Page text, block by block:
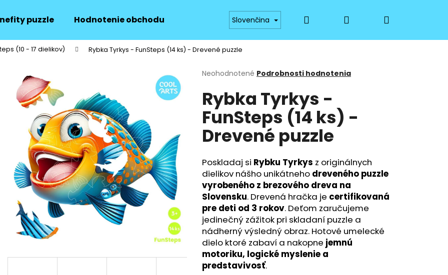
puzzle Hodnotenie obchodu Doprava a platba Dostupnosť Materiály a
Slovenčina Hľadať PrihlásenieNákupný
(10 - 17 dielikov) Rybka Tyrkys - FunSteps (14 ks) - Drevené puzzle
Priemerné
produktu
je
0,0
5
hviezdičiek.
Neohodnotené Podrobnosti hodnotenia
Rybka Tyrkys -
FunSteps (14 ks) -
Drevené puzzle
Poskladaj si Rybku Tyrkys z originálnych
dielikov nášho unikátneho dreveného puzzle
vyrobeného z brezového dreva na
Slovensku. Drevená hračka je certifikovaná
pre deti od 3 rokov. Deťom zaručujeme
jedinečný zážitok pri skladaní puzzle a
nádherný výsledný obraz. Hotové umelecké
dielo ktoré zabaví a nakopne jemnú
motoriku, logické myslenie a
predstavivosť.
Čo potrebujete nájsť?
HĽADAŤ
Odporúčame
Nasledujúce
MALÝ JEDNOROŽEC - HAPPYGROWTH
(42 KS) - DREVENÉ PUZZLE
ČAROVNÝ JEDNOROŽEC - FUNSTEPS (14
KS) - DREVENÉ PUZZLE